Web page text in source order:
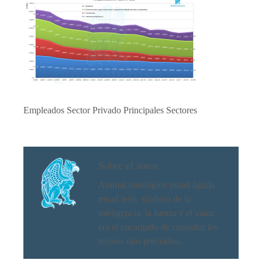
Empleados Sector Privado Principales Sectores
Sobre el autor
Animal mitológico mitad águila
mitad león, símbolo de la
inteligencia, la fuerza y el valor,
era el encargado de custodiar los
tesoros más preciados.